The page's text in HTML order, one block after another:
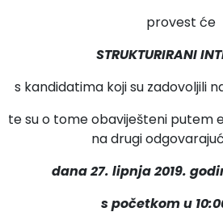
provest će
STRUKTURIRANI
s kandidatima koji su zadovoljili
te su o tome obaviješteni putem
na drugi
dana 27. lipnja 2019.
s početkom u